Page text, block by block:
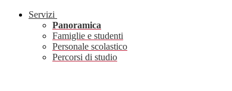
Servizi
Panoramica
Famiglie e studenti
Personale scolastico
Percorsi di studio